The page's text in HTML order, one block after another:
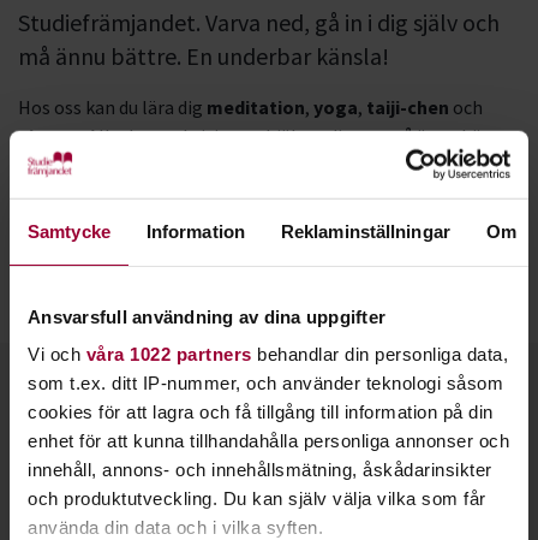
Samtycke Information Reklaminställningar Om
Ansvarsfull användning av dina uppgifter
Vi och våra 1022 partners behandlar din personliga data,
som t.ex. ditt IP-nummer, och använder teknologi såsom
cookies för att lagra och få tillgång till information på din
enhet för att kunna tillhandahålla personliga annonser och
innehåll, annons- och innehållsmätning, åskådarinsikter
och produktutveckling. Du kan själv välja vilka som får
använda din data och i vilka syften.
Studiefrämjandet. Varva ned, gå in i dig själv och
må ännu bättre. En underbar känsla!
Hos oss kan du lära dig meditation, yoga, taiji-chen och
qigong. Alla dessa aktiviteter hjälper dig att må ännu bättre
och minskar din stress.
ögon, gå in i dig själva och stäng ute allt annat för en stund?
Kontakt